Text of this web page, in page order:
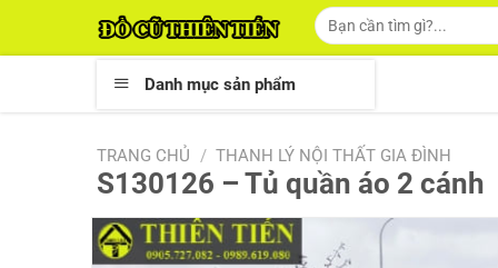
Tìm
kiếm:
Danh mục sản phẩm
TRANG CHỦ / THANH LÝ NỘI THẤT GIA ĐÌNH
S130126 – Tủ quần áo 2 cánh